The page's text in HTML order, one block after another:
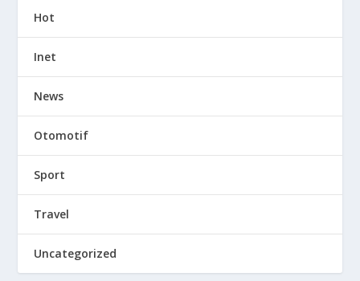
Hot
Inet
News
Otomotif
Sport
Travel
Uncategorized